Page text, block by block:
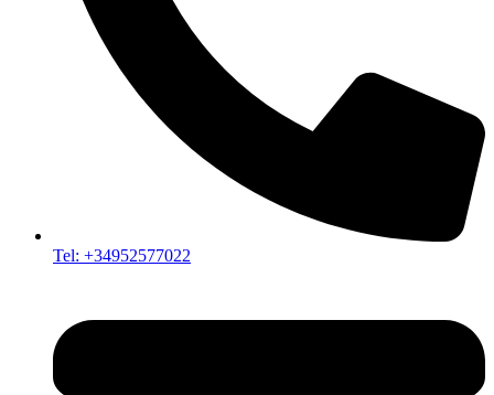
Tel: +34952577022